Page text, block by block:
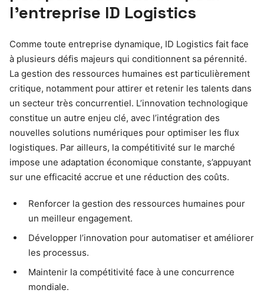
l’entreprise ID Logistics
Comme toute entreprise dynamique, ID Logistics fait face
à plusieurs défis majeurs qui conditionnent sa pérennité.
La gestion des ressources humaines est particulièrement
critique, notamment pour attirer et retenir les talents dans
un secteur très concurrentiel. L’innovation technologique
constitue un autre enjeu clé, avec l’intégration des
nouvelles solutions numériques pour optimiser les flux
logistiques. Par ailleurs, la compétitivité sur le marché
impose une adaptation économique constante, s’appuyant
sur une efficacité accrue et une réduction des coûts.
Renforcer la gestion des ressources humaines pour
un meilleur engagement.
Développer l’innovation pour automatiser et améliorer
les processus.
Maintenir la compétitivité face à une concurrence
mondiale.